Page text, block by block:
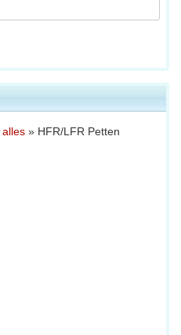
alles » HFR/LFR Petten